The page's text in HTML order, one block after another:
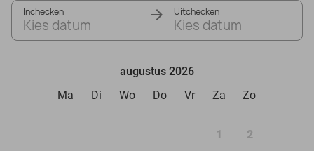
Inchecken
Kies datum
Uitchecken
Kies datum
augustus 2026
Ma
Di Wo Do Vr Za Zo
1 2